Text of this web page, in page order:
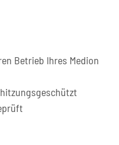
Betrieb Ihres Medion